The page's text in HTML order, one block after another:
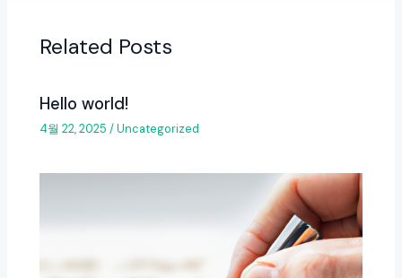
Related Posts
Hello world!
4월 22, 2025/Uncategorized